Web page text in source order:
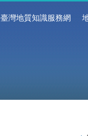
臺灣地質知識服務網